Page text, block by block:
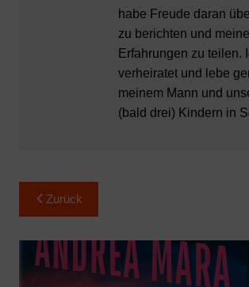
habe Freude daran
zu berichten und meine
Erfahrungen zu teilen.
verheiratet und lebe
meinem Mann und
(bald drei) Kindern in
Beitragsnavigation
Zurück